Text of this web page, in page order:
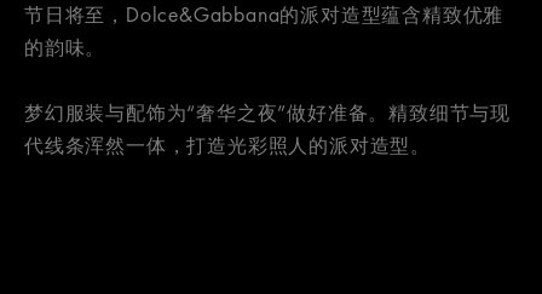
节日将至，Dolce&Gabbana的派对造型蕴含精致优雅
的韵味。
梦幻服装与配饰为“奢华之夜”做好准备。精致细节与现
代线条浑然一体，打造光彩照人的派对造型。